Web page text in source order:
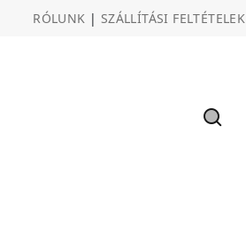
RÓLUNK | SZÁLLÍTÁSI FELTÉTELEK